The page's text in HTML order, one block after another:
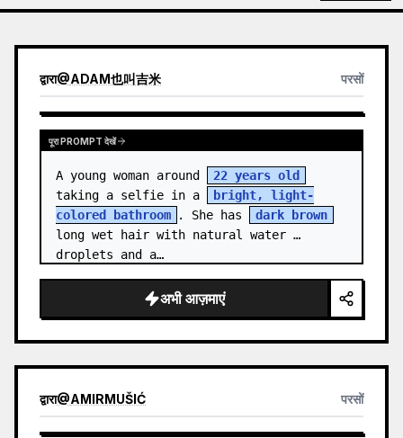
द्वारा@ADAM也叫吉米 परसों
पूरा PROMPT देखें
A young woman around
22 years old
taking a selfie in a
bright, light-
colored bathroom
. She has
dark brown
long wet hair with natural water
droplets and a…
अभी आज़माएं
द्वारा@AMIRMUŠIĆ परसों